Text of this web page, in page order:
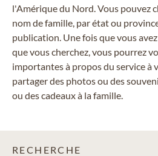
l'Amérique du Nord. Vous pouvez
nom de famille, par état ou
publication. Une fois que vous
que vous cherchez, vous pourrez
importantes à propos du service à
partager des photos ou des
ou des cadeaux à la famille.
RECHERCHE